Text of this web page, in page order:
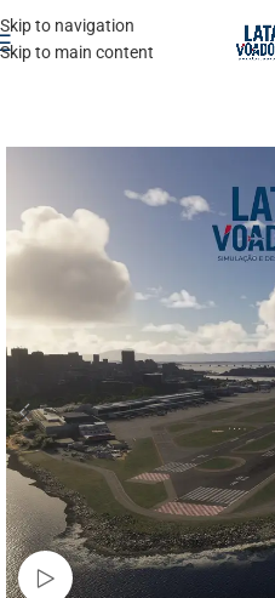
Skip to navigation
Skip to main content
Watch video